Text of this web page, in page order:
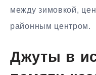
между зимовкой,
районным центром.
Джуты в